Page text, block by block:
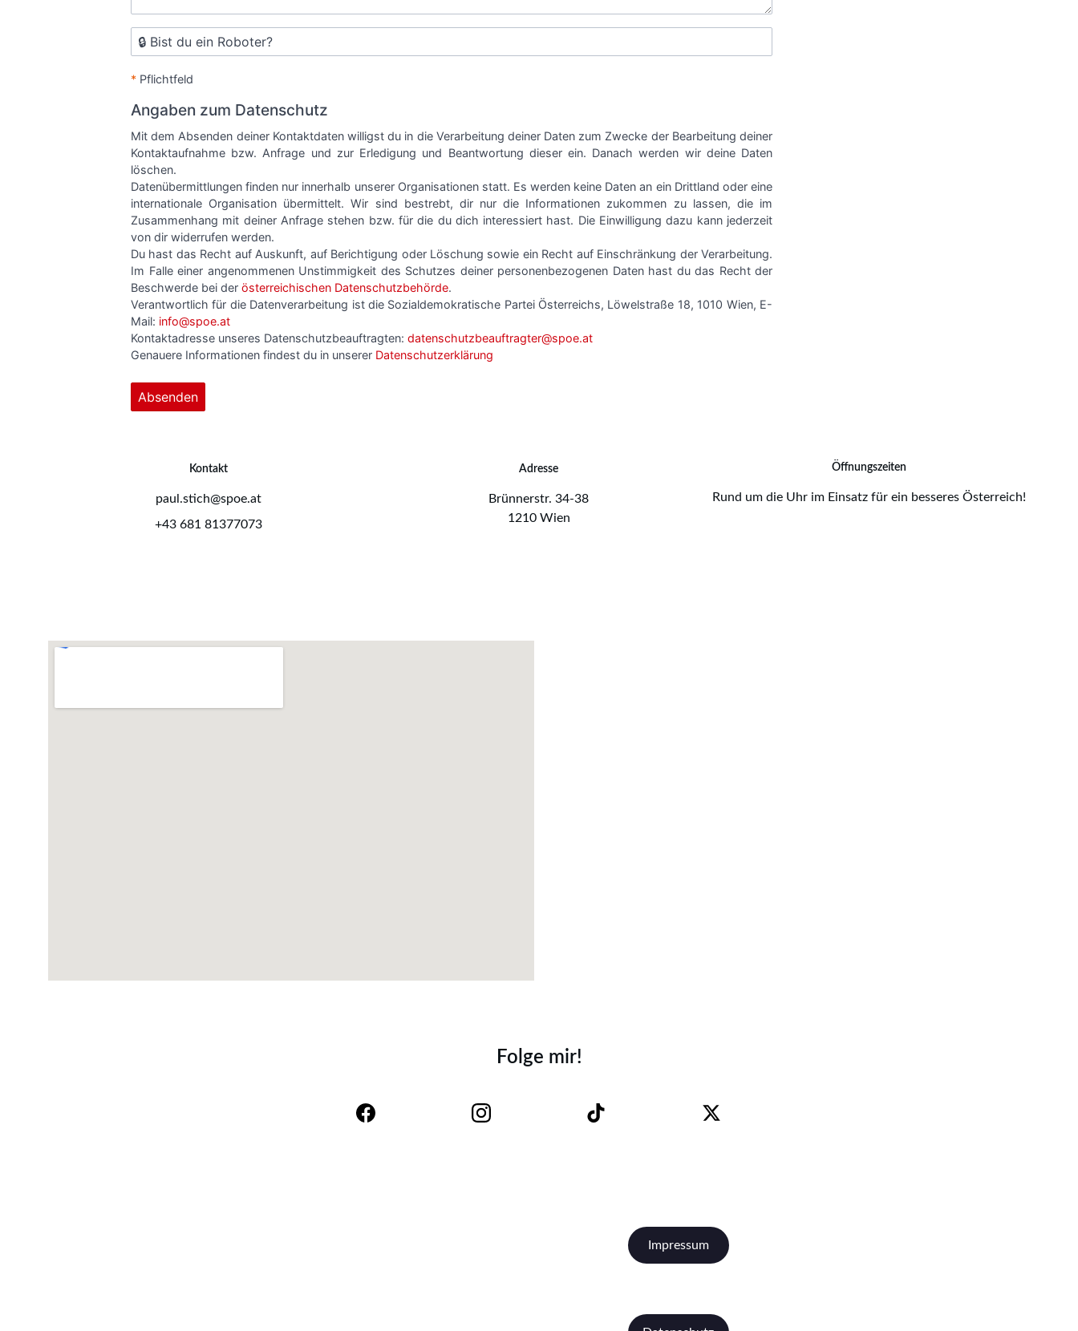
Kontakt
paul.stich@spoe.at
+43 681 81377073
Adresse
Brünnerstr. 34-38
1210 Wien
Öffnungszeiten
Rund um die Uhr im Einsatz für ein besseres Österreich!
Folge mir!
Impressum